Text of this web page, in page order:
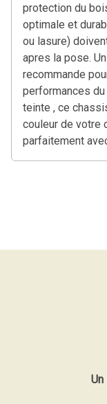
protection du
optimale et
ou lasure)
apres la pose.
recommande
performances
teinte , ce
couleur de votre
parfaitement